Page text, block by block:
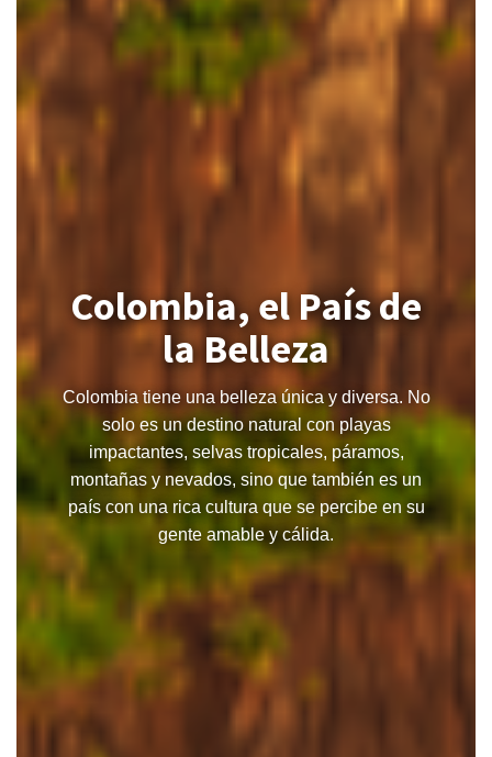
Colombia, el País de
la Belleza
Colombia tiene una belleza única y diversa. No
solo es un destino natural con playas
impactantes, selvas tropicales, páramos,
montañas y nevados, sino que también es un
país con una rica cultura que se percibe en su
gente amable y cálida.